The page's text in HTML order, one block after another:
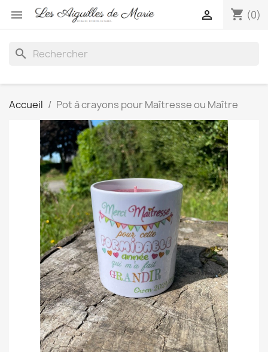
 shopping_cart (0)

search
Accueil Pot à crayons pour Maîtresse ou Maître